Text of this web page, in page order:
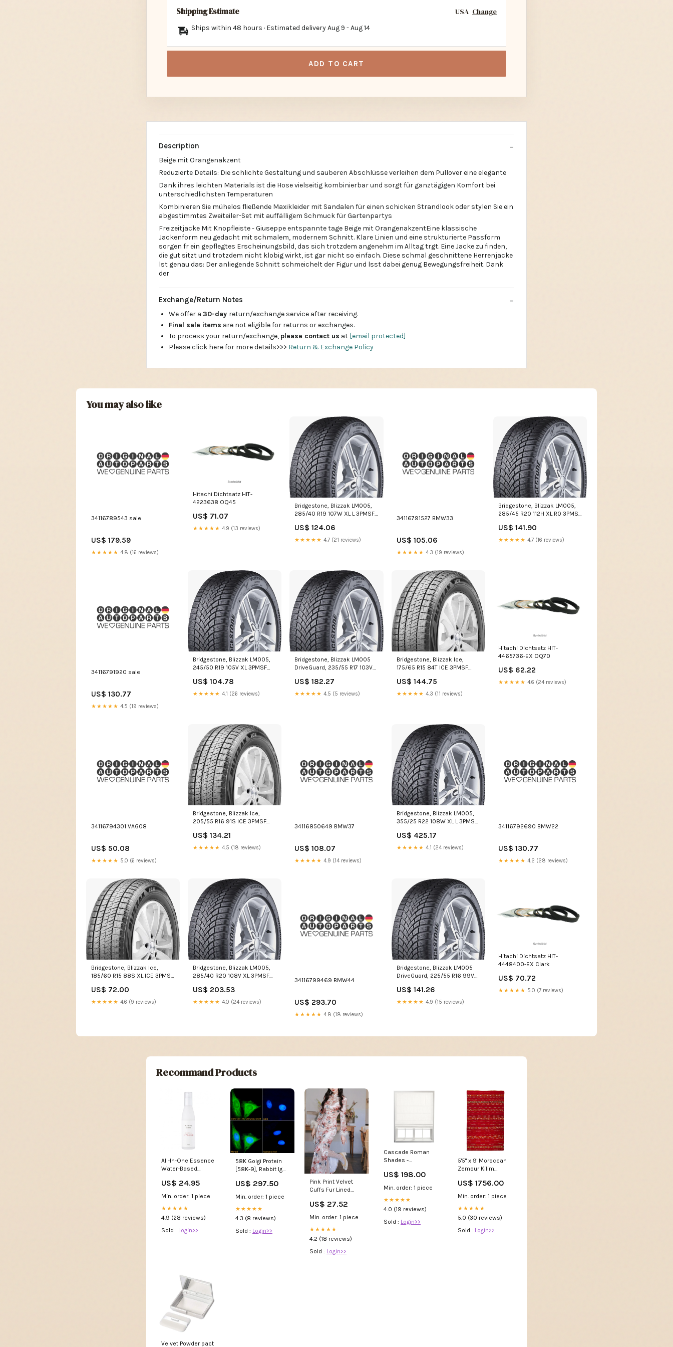
Shipping Estimate USA Change
Ships within 48 hours · Estimated deliveryAug 9 -Aug 14
ADD TO CART
Description
Beige mit Orangenakzent
Reduzierte Details: Die schlichte Gestaltung und sauberen Abschlüsse verleihen dem Pullover eine elegante
Dank ihres leichten Materials ist die Hose vielseitig kombinierbar und sorgt für ganztägigen Komfort bei
unterschiedlichsten Temperaturen
Kombinieren Sie mühelos fließende Maxikleider mit Sandalen für einen schicken Strandlook oder stylen Sie ein
abgestimmtes Zweiteiler-Set mit auffälligem Schmuck für Gartenpartys
Freizeitjacke Mit Knopfleiste - Giuseppe entspannte tage Beige mit OrangenakzentEine klassische
Jackenform neu gedacht mit schmalem, modernem Schnitt. Klare Linien und eine strukturierte Passform
sorgen fr ein gepflegtes Erscheinungsbild, das sich trotzdem angenehm im Alltag trgt. Eine Jacke zu finden,
die gut sitzt und trotzdem nicht klobig wirkt, ist gar nicht so einfach. Diese schmal geschnittene Herrenjacke
lst genau das: Der anliegende Schnitt schmeichelt der Figur und lsst dabei genug Bewegungsfreiheit. Dank
der
Exchange/Return Notes
We offer a 30-day return/exchange service after receiving.
Final sale items are not eligible for returns or exchanges.
To process your return/exchange, please contact us at [email protected]
Please click here for more details>>> Return & Exchange Policy
You may also like
34116789543 sale
US$ 179.59
★★★★★ 4.8 (16 reviews)
Hitachi Dichtsatz HIT-
4223638 OQ45
US$ 71.07
★★★★★ 4.9 (13 reviews)
Bridgestone, Blizzak LM005,
285/40 R19 107W XL L 3PMSF
US$ 124.06
★★★★★ 4.7 (21 reviews)
34116791527 BMW33
US$ 105.06
★★★★★ 4.3 (19 reviews)
Bridgestone, Blizzak LM005,
285/45 R20 112H XL R0 3PMSF
US$ 141.90
★★★★★ 4.7 (16 reviews)
34116791920 sale
US$ 130.77
★★★★★ 4.5 (19 reviews)
Bridgestone, Blizzak LM005,
245/50 R19 105V XL 3PMSF
US$ 104.78
★★★★★ 4.1 (26 reviews)
Bridgestone, Blizzak LM005
DriveGuard, 235/55 R17 103V
US$ 182.27
★★★★★ 4.5 (5 reviews)
Bridgestone, Blizzak Ice,
175/65 R15 84T ICE 3PMSF
US$ 144.75
★★★★★ 4.3 (11 reviews)
Hitachi Dichtsatz HIT-
4465736-EX OQ70
US$ 62.22
★★★★★ 4.6 (24 reviews)
34116794301 VAG08
US$ 50.08
★★★★★ 5.0 (6 reviews)
Bridgestone, Blizzak Ice,
205/55 R16 91S ICE 3PMSF
US$ 134.21
★★★★★ 4.5 (18 reviews)
34116850649 BMW37
US$ 108.07
★★★★★ 4.9 (14 reviews)
Bridgestone, Blizzak LM005,
355/25 R22 108W XL L 3PMSF
US$ 425.17
★★★★★ 4.1 (24 reviews)
34116792690 BMW22
US$ 130.77
★★★★★ 4.2 (28 reviews)
Bridgestone, Blizzak Ice,
185/60 R15 88S XL ICE 3PMSF
US$ 72.00
★★★★★ 4.6 (9 reviews)
Bridgestone, Blizzak LM005,
285/40 R20 108V XL 3PMSF
US$ 203.53
★★★★★ 4.0 (24 reviews)
34116799469 BMW44
US$ 293.70
★★★★★ 4.8 (18 reviews)
Bridgestone, Blizzak LM005
DriveGuard, 225/55 R16 99V
US$ 141.26
★★★★★ 4.9 (15 reviews)
Hitachi Dichtsatz HIT-
4448400-EX Clark
US$ 70.72
★★★★★ 5.0 (7 reviews)
Recommand Products
All-In-One Essence
Water-Based
US$ 24.95
Min. order: 1 piece
★★★★★
4.9 (28 reviews)
Sold : Login>>
58K Golgi Protein
[58K-9], Rabbit IgG,
Recombinant
Monoclonal
Antibody: Low
Endotoxin-
Preservative-Free
US$ 297.50
Min. order: 1 piece
★★★★★
4.3 (8 reviews)
Sold : Login>>
Pink Print Velvet
Cuffs Fur Lined
Dress With Fake
Fur – Jolly Vintage
US$ 27.52
Min. order: 1 piece
★★★★★
4.2 (18 reviews)
Sold : Login>>
Cascade Roman
Shades -
dbproduct_32
US$ 198.00
Min. order: 1 piece
★★★★★
4.0 (19 reviews)
Sold : Login>>
5'5" x 9' Moroccan
Zemour Kilim
US$ 1756.00
Min. order: 1 piece
★★★★★
5.0 (30 reviews)
Sold : Login>>
Velvet Powder pact